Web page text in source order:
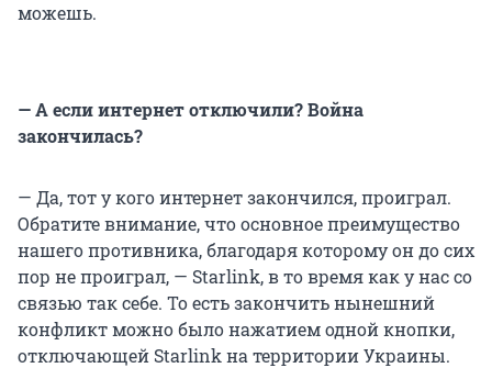
можешь.
— А если интернет отключили? Война
закончилась?
— Да, тот у кого интернет закончился,проиграл.
Обратите внимание, что основное преимущество
нашего противника, благодаря которому он до сих
пор не проиграл, — Starlink, в то время как у нас со
связью так себе. То есть закончить нынешний
конфликт можно было нажатием одной кнопки,
отключающей Starlink на территории Украины.